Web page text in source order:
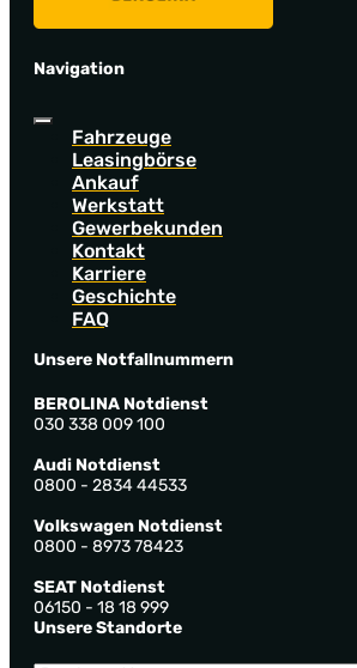
Navigation
Fahrzeuge
Leasingbörse
Ankauf
Werkstatt
Gewerbekunden
Kontakt
Karriere
Geschichte
FAQ
Unsere Notfallnummern
BEROLINA Notdienst
030 338 009 100
Audi Notdienst
0800 - 2834 44533
Volkswagen Notdienst
0800 - 8973 78423
SEAT Notdienst
06150 - 18 18 999
Unsere Standorte